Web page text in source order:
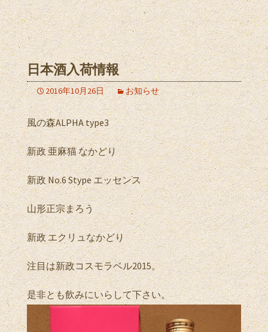
日本酒入荷情報
2016年10月26日 お知らせ
風の森ALPHA type3
新政 亜麻猫 なかどり
新政 No.6 Stype エッセンス
山形正宗まろう
新政 エクリュなかどり
注目は新政コスモラベル2015。
是非とも飲みにいらして下さい。